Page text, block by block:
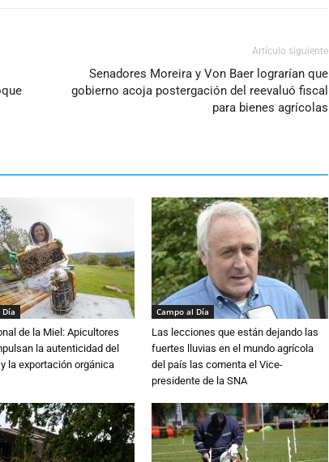
Artículo siguiente
Senadores Moreira y Von Baer lograrían que
gobierno acoja postergación del reevaluó fiscal
para bienes agrícolas
de la Miel: Apicultores
la autenticidad del
la exportación orgánica
Campo al Día
Las lecciones que están dejando las
fuertes lluvias en el mundo agrícola
del país las comenta el Vice-
presidente de la SNA